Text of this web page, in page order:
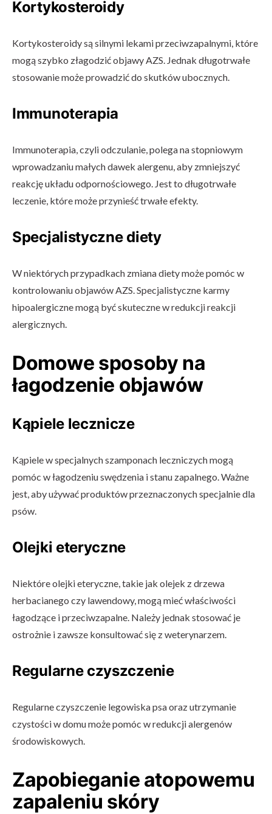
Kortykosteroidy
Kortykosteroidy są silnymi lekami przeciwzapalnymi, które
mogą szybko złagodzić objawy AZS. Jednak długotrwałe
stosowanie może prowadzić do skutków ubocznych.
Immunoterapia
Immunoterapia, czyli odczulanie, polega na stopniowym
wprowadzaniu małych dawek alergenu, aby zmniejszyć
reakcję układu odpornościowego. Jest to długotrwałe
leczenie, które może przynieść trwałe efekty.
Specjalistyczne diety
W niektórych przypadkach zmiana diety może pomóc w
kontrolowaniu objawów AZS. Specjalistyczne karmy
hipoalergiczne mogą być skuteczne w redukcji reakcji
alergicznych.
Domowe sposoby na
łagodzenie objawów
Kąpiele lecznicze
Kąpiele w specjalnych szamponach leczniczych mogą
pomóc w łagodzeniu swędzenia i stanu zapalnego. Ważne
jest, aby używać produktów przeznaczonych specjalnie dla
psów.
Olejki eteryczne
Niektóre olejki eteryczne, takie jak olejek z drzewa
herbacianego czy lawendowy, mogą mieć właściwości
łagodzące i przeciwzapalne. Należy jednak stosować je
ostrożnie i zawsze konsultować się z weterynarzem.
Regularne czyszczenie
Regularne czyszczenie legowiska psa oraz utrzymanie
czystości w domu może pomóc w redukcji alergenów
środowiskowych.
Zapobieganie atopowemu
zapaleniu skóry